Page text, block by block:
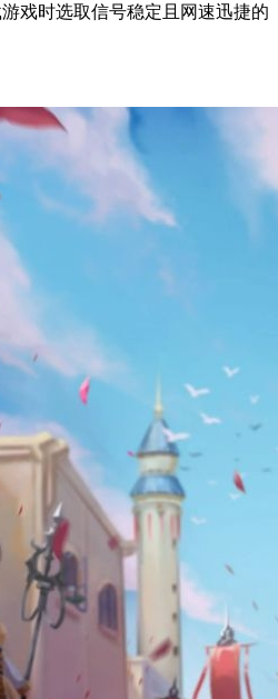
载过程易受影响以致中断甚至失
戏时选取信号稳定且网速迅捷的